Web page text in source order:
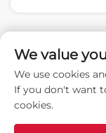
Copyright © 2026 중
We value
We use cookies
If you don't want
cookies.